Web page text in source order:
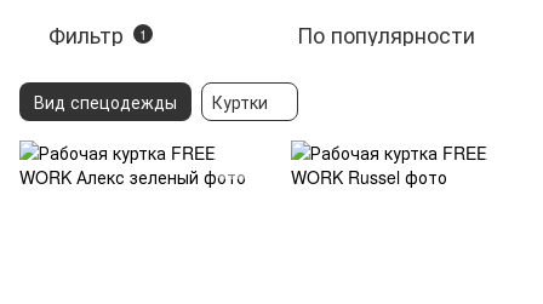
Фильтр 1 По популярности
Вид спецодежды Куртки